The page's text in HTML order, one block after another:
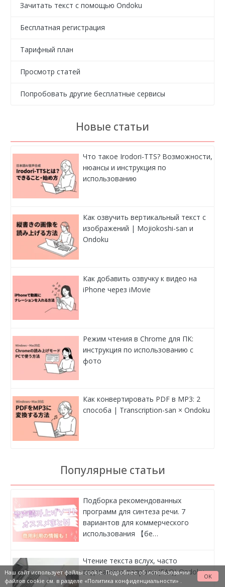
Зачитать текст с помощью Ondoku
Бесплатная регистрация
Тарифный план
Просмотр статей
Попробовать другие бесплатные сервисы
Новые статьи
Что такое Irodori-TTS? Возможности,
нюансы и инструкция по
использованию
Как озвучить вертикальный текст с
изображений | Mojiokoshi-san и
Ondoku
Как добавить озвучку к видео на
iPhone через iMovie
Режим чтения в Chrome для ПК:
инструкция по использованию с
фото
Как конвертировать PDF в MP3: 2
способа | Transcription-san × Ondoku
Популярные статьи
Подборка рекомендованных
программ для синтеза речи. 7
вариантов для коммерческого
использования 【бе…
Чтение текста вслух, часто
задаваемые вопросы (FAQ) Ondoku
Наш сайт использует файлы cookie. Подробнее об использовании
файлов cookie см. в разделе «Политика конфиденциальности»
OK